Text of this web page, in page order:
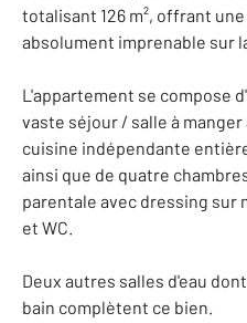
totalisant 126 m², offrant
absolument imprenable sur
L'appartement se compose
vaste séjour / salle à
cuisine indépendante
ainsi que de quatre
parentale avec dressing sur
et WC.
Deux autres salles d'eau
bain complètent ce bien.